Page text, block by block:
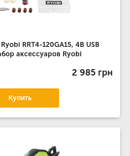
RRT4-120GA15, 4В USB
аксессуаров Ryobi
2 985 грн
Купить